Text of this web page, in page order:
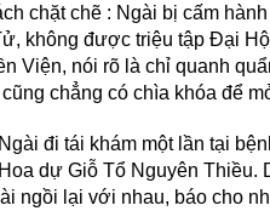
chặt chẽ : Ngài bị cấm
không được triệu tập Đại
Viện, nói rõ là chỉ quanh
chẳng có chìa khóa để
đi tái khám một lần tại
dự Giỗ Tổ Nguyên Thiều.
ngồi lại với nhau, báo cho